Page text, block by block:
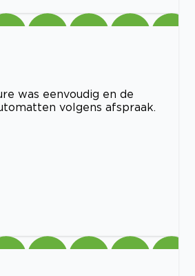
was eenvoudig en de
volgens afspraak.